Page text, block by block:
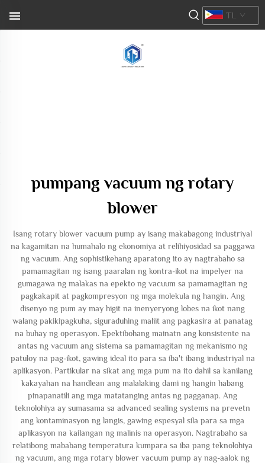
TL
pumpang vacuum ng rotary
blower
Isang rotary blower vacuum pump ay isang makabagong industriyal
na kagamitan na humahalo ng ekonomiya at relihiyosidad sa paggawa
ng vacuum. Ang sophistikehang aparatong ito ay nagtrabaho sa
pamamagitan ng isang paaralan ng kontra-ikot na impelyer na
gumagawa ng malakas na epekto ng vacuum sa pamamagitan ng
pagkakapit at pagkompresyon ng mga molekula ng hangin. Ang
disenyo ng pum ay may higit na inenyeryong lobes na ikot nang
walang pakikipagkuha, siguraduhing maliit ang pagkasira at panatag
na buhay ng operasyon. Epektibohang mainatn ang konsistente na
antas ng vacuum ang sistema sa pamamagitan ng mekanismo ng
patuloy na pag-ikot, gawing ideal ito para sa iba't ibang industriyal na
aplikasyon. Partikular na sikat ang mga pum na ito dahil sa kanilang
kakayahan na handlean ang malalaking dami ng hangin habang
pinapanatili ang mga matatanging antas ng pagganap. Ang
teknolohiya ay sumasama sa advanced sealing systems na prevetn
ang kontaminasyon ng langis, gawing espesyal sila para sa mga
aplikasyon na kailangan ng malinis na operasyon. Nagtrabaho sa
relatibong mababang temperatura kumpara sa iba pang teknolohiya
ng vacuum, ang mga rotary blower vacuum pump ay nag-aalok ng